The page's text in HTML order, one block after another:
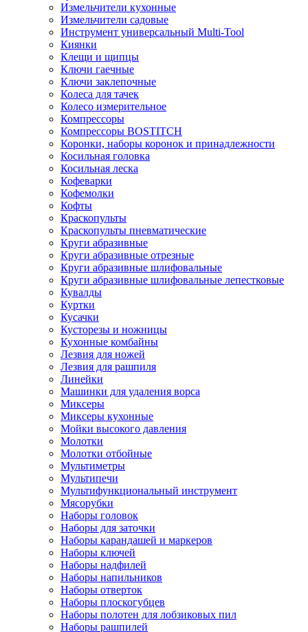
Измельчители кухонные
Измельчители садовые
Инструмент универсальный Multi-Tool
Киянки
Клещи и щипцы
Ключи гаечные
Ключи заклепочные
Колеса для тачек
Колесо измерительное
Компрессоры
Компрессоры BOSTITCH
Коронки, наборы коронок и принадлежности
Косильная головка
Косильная леска
Кофеварки
Кофемолки
Кофты
Краскопульты
Краскопульты пневматические
Круги абразивные
Круги абразивные отрезные
Круги абразивные шлифовальные
Круги абразивные шлифовальные лепестковые
Кувалды
Куртки
Кусачки
Кусторезы и ножницы
Кухонные комбайны
Лезвия для ножей
Лезвия для рашпиля
Линейки
Машинки для удаления ворса
Миксеры
Миксеры кухонные
Мойки высокого давления
Молотки
Молотки отбойные
Мультиметры
Мультипечи
Мультифункциональный инструмент
Мясорубки
Наборы головок
Наборы для заточки
Наборы карандашей и маркеров
Наборы ключей
Наборы надфилей
Наборы напильников
Наборы отверток
Наборы плоскогубцев
Наборы полотен для лобзиковых пил
Наборы рашпилей